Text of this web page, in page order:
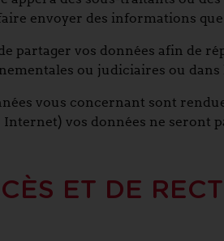
envoyer des informations
partager vos données afin de
ou judiciaires ou dans
vous concernant sont
vos données ne seront
ET DE